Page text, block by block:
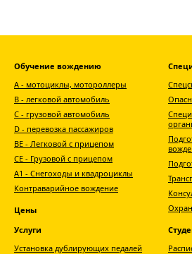
Обучение вождению
А - мотоциклы, мотороллеры
В - легковой автомобиль
С - грузовой автомобиль
D - перевозка пассажиров
ВЕ - Легковой с прицепом
СЕ - Грузовой с прицепом
A1 - Снегоходы и квадроциклы
Контраварийное вождение
Цены
Услуги
Установка дублирующих педалей